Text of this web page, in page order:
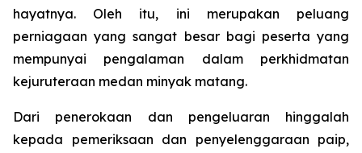
hayatnya. Oleh itu, ini merupakan peluang
perniagaan yang sangat besar bagi peserta yang
mempunyai pengalaman dalam perkhidmatan
kejuruteraan medan minyak matang.
Dari penerokaan dan pengeluaran hinggalah
kepada pemeriksaan dan penyelenggaraan paip,